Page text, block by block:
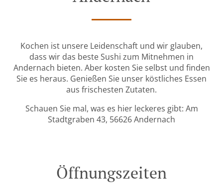
Kochen ist unsere Leidenschaft und wir glauben,
dass wir das beste Sushi zum Mitnehmen in
Andernach bieten. Aber kosten Sie selbst und finden
Sie es heraus. Genießen Sie unser köstliches Essen
aus frischesten Zutaten.
Schauen Sie mal, was es hier leckeres gibt: Am
Stadtgraben 43, 56626 Andernach
Öffnungszeiten